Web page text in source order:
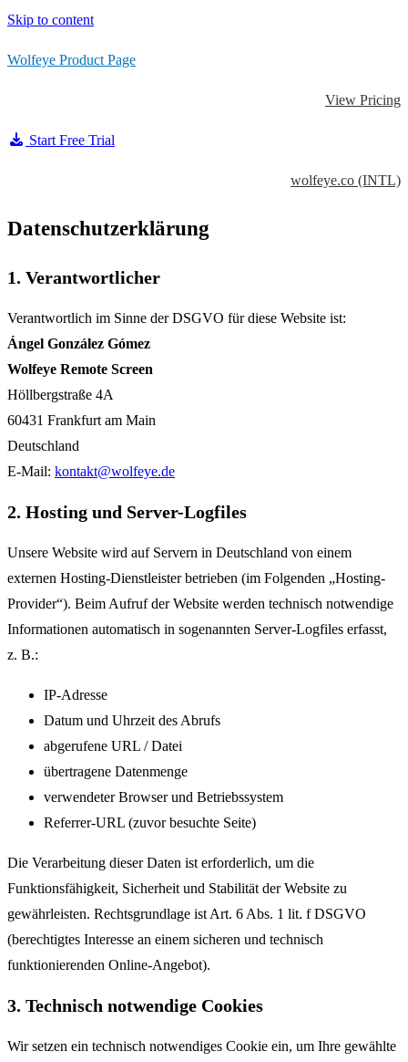
Skip to content
Wolfeye Product Page
View Pricing
Start Free Trial
wolfeye.co (INTL)
Datenschutzerklärung
1. Verantwortlicher
Verantwortlich im Sinne der DSGVO für diese Website ist:
Ángel González Gómez
Wolfeye Remote Screen
Höllbergstraße 4A
60431 Frankfurt am Main
Deutschland
E-Mail: kontakt@wolfeye.de
2. Hosting und Server-Logfiles
Unsere Website wird auf Servern in Deutschland von einem
externen Hosting-Dienstleister betrieben (im Folgenden „Hosting-
Provider“). Beim Aufruf der Website werden technisch notwendige
Informationen automatisch in sogenannten Server-Logfiles erfasst,
z. B.:
IP-Adresse
Datum und Uhrzeit des Abrufs
abgerufene URL / Datei
übertragene Datenmenge
verwendeter Browser und Betriebssystem
Referrer-URL (zuvor besuchte Seite)
Die Verarbeitung dieser Daten ist erforderlich, um die
Funktionsfähigkeit, Sicherheit und Stabilität der Website zu
gewährleisten. Rechtsgrundlage ist Art. 6 Abs. 1 lit. f DSGVO
(berechtigtes Interesse an einem sicheren und technisch
funktionierenden Online-Angebot).
3. Technisch notwendige Cookies
Wir setzen ein technisch notwendiges Cookie ein, um Ihre gewählte